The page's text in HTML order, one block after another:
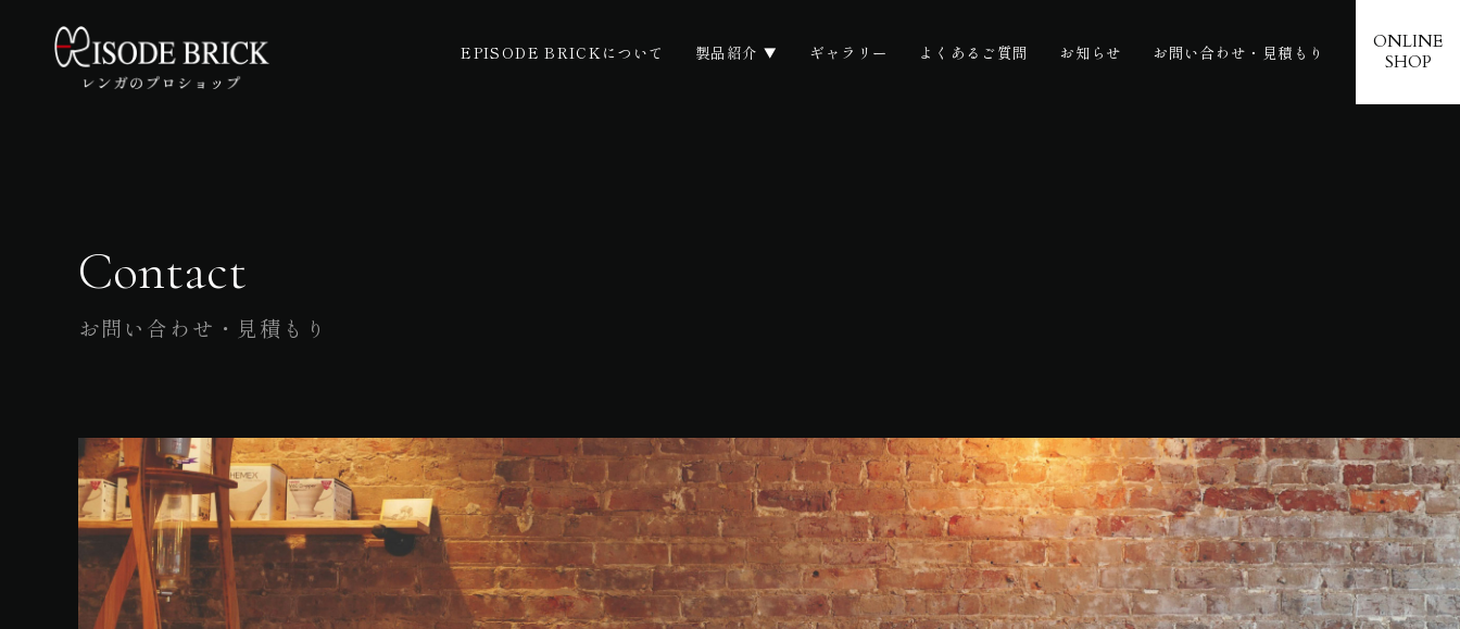
EPISODE BRICKについて 製品紹介 ギャラリー よくあるご質問 お知らせ お問い合わせ・見積もり
ONLINE
SHOP
Contact
お問い合わせ・見積もり